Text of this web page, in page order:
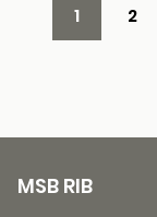
1 2
MSB RIB